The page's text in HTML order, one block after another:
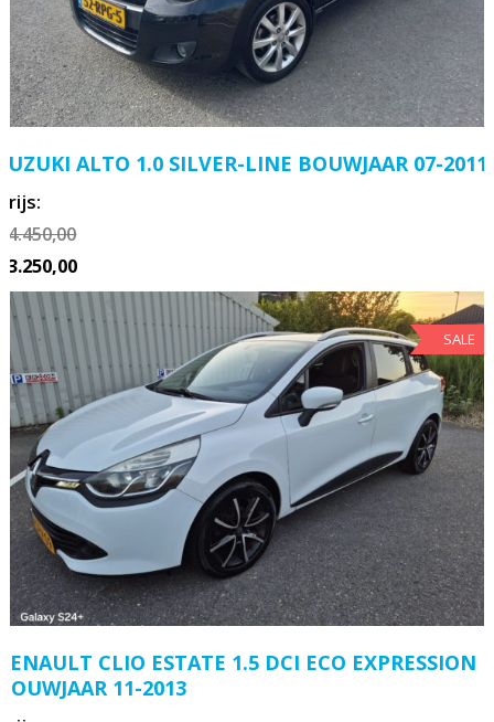
ALTO 1.0 SILVER-LINE BOUWJAAR 07-2011
4.450,00
3.250,00
SALE
CLIO ESTATE 1.5 DCI ECO EXPRESSION
11-2013